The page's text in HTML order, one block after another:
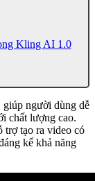
Kling AI 1.0
giúp người dùng dễ
chất lượng cao.
trợ tạo ra video có
kể khả năng